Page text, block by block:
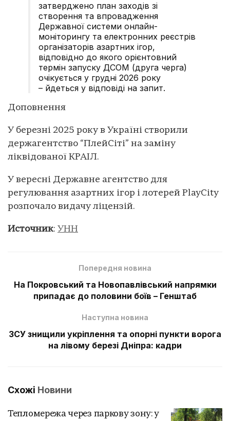
затверджено план заходів зі
створення та впровадження
Державної системи онлайн-
моніторингу та електронних реєстрів
організаторів азартних ігор,
відповідно до якого орієнтовний
термін запуску ДСОМ (друга черга)
очікується у грудні 2026 року
– йдеться у відповіді на запит.
Доповнення
У березні 2025 року в Україні створили
держaгентство “ПлейСіті” на заміну
ліквідованої КРАІЛ.
У вересні Державне агентство для
регулювання азартних ігор і лотерей PlayCity
розпочало видачу ліцензій.
Источник: УНН
Попередня новина
На Покровський та Новопавлівський напрямки
припадає до половини боїв – Генштаб
Наступна новина
ЗСУ знищили укріплення та опорні пункти ворога
на лівому березі Дніпра: кадри
Схожі Новини
Тепломережа через паркову зону: у